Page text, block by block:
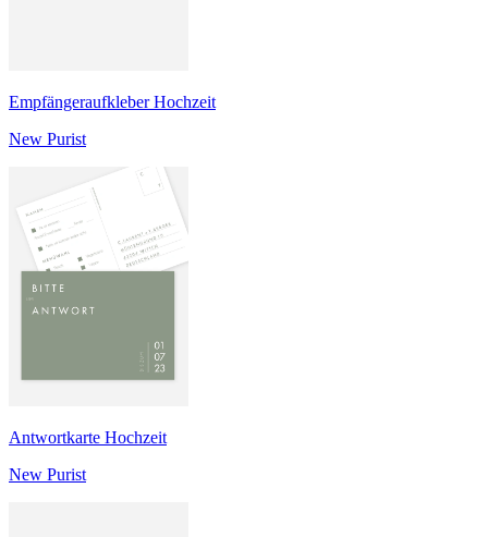
Empfängeraufkleber Hochzeit
New Purist
Antwortkarte Hochzeit
New Purist